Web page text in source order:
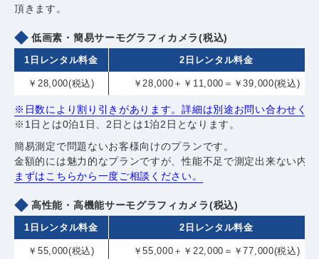
頂きます。
低画素・簡易サーモグラフィカメラ(税込)
1日レンタル料金 2日レンタル料金
￥28,000(税込) ￥28,000＋￥11,000＝￥39,000(税込)
※日数により割り引きがあります。詳細は別途お問い合わせく
※1日とは0泊1日、2日とは1泊2日となります。
簡易測定で問題ないお客様向けのプランです。
金額的には魅力的なプランですが、性能不足で測定出来ない内
まずはこちらから一度ご相談ください。
高性能・高機能サーモグラフィカメラ(税込)
1日レンタル料金 2日レンタル料金
￥55,000(税込) ￥55,000＋￥22,000＝￥77,000(税込)